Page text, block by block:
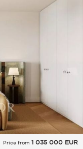
Price from 1 035 000 EUR